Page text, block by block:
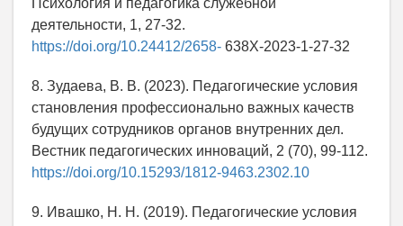
деятельности, 1, 27-32.
https://doi.org/10.24412/2658- 638X-2023-1-27-32
8. Зудаева, В. В. (2023). Педагогические условия
становления профессионально важных качеств
будущих сотрудников органов внутренних дел.
Вестник педагогических инноваций, 2 (70), 99-112.
https://doi.org/10.15293/1812-9463.2302.10
9. Ивашко, Н. Н. (2019). Педагогические условия